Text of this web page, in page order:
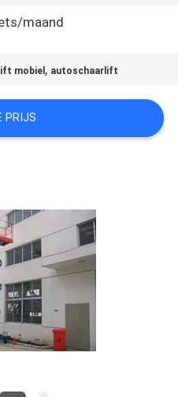
maand
mobiel , autoschaarlift
PRIJS